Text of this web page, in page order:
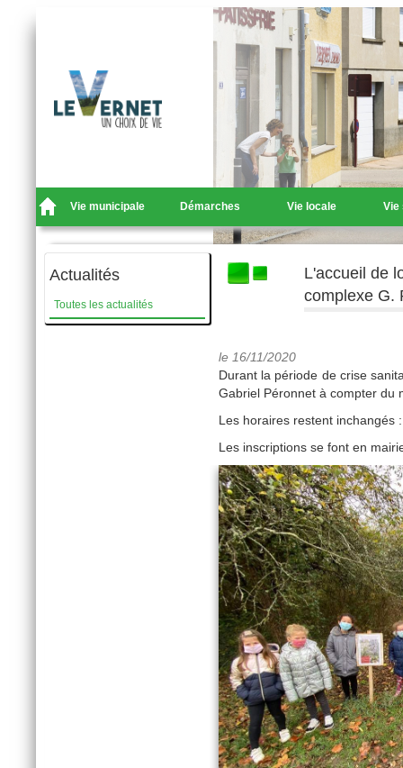
Vie municipale Démarches Vie locale Vie
Actualités
Toutes les actualités
L'accueil de
complexe G.
le 16/11/2020
Durant la période de crise
Gabriel Péronnet à compter du
Les horaires restent inchangés
Les inscriptions se font en